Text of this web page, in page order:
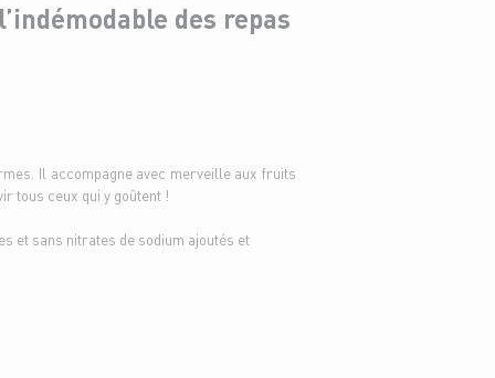
des repas
Il accompagne avec merveille aux fruits
tous ceux qui y goûtent !
et sans nitrates de sodium ajoutés et